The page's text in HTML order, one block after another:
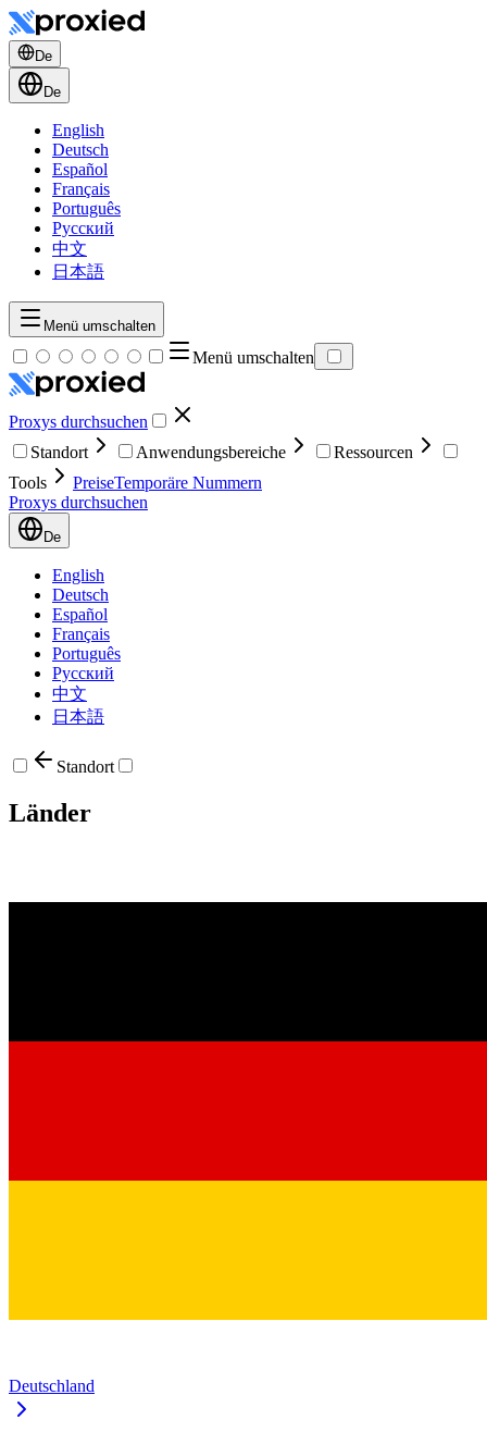
De
De
English
Deutsch
Español
Français
Português
Русский
中文
日本語
Menü umschalten
Menü umschalten
Proxys durchsuchen
Standort
Anwendungsbereiche
Ressourcen
Tools
PreiseTemporäre Nummern
Proxys durchsuchen
De
English
Deutsch
Español
Français
Português
Русский
中文
日本語
Standort
Länder
Deutschland